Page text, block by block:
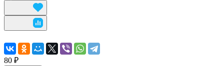
80 ₽